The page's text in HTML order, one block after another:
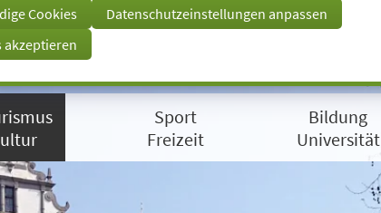
Cookies
Datenschutzeinstellungen anpassen
akzeptieren
Sport
Freizeit
Bildung
Universität